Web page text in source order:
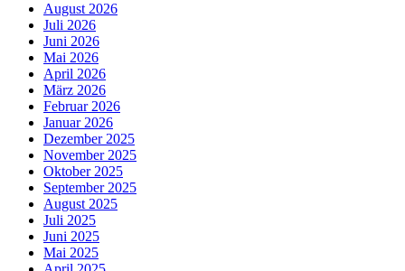
August 2026
Juli 2026
Juni 2026
Mai 2026
April 2026
März 2026
Februar 2026
Januar 2026
Dezember 2025
November 2025
Oktober 2025
September 2025
August 2025
Juli 2025
Juni 2025
Mai 2025